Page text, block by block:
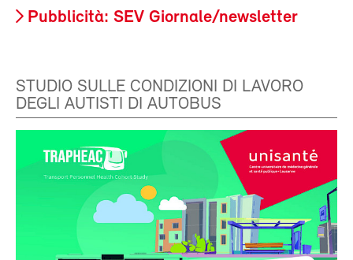
Pubblicità: SEV Giornale/newsletter
STUDIO SULLE CONDIZIONI DI LAVORO
DEGLI AUTISTI DI AUTOBUS